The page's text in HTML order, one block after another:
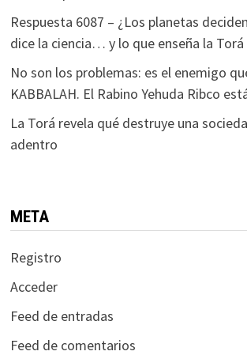
Respuesta 6087 – ¿Los planetas
dice la ciencia… y lo que enseña la Torá
No son los problemas: es el enemigo
KABBALAH. El Rabino Yehuda Ribco
La Torá revela qué destruye una
adentro
META
Registro
Acceder
Feed de entradas
Feed de comentarios